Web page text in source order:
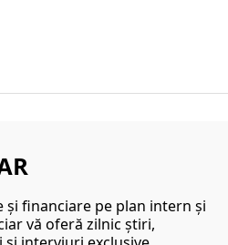
financiare pe plan intern şi
vă oferă zilnic ştiri,